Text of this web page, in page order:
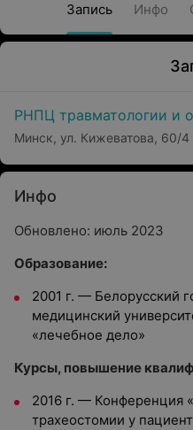
Запись Инфо
РНПЦ травматологии и
Минск, ул. Кижеватова, 60/4
Инфо
Обновлено: июль 2023
Образование:
2001 г. — Белорусский
медицинский
«лечебное дело»
Курсы, повышение
2016 г. — Конференция
трахеостомии у